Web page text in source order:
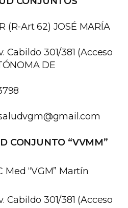
(R-Art 62) JOSÉ MARÍA
Cabildo 301/381 (Acceso
DE
CONJUNTO “VVMM”
Med “VGM” Martín
Cabildo 301/381 (Acceso